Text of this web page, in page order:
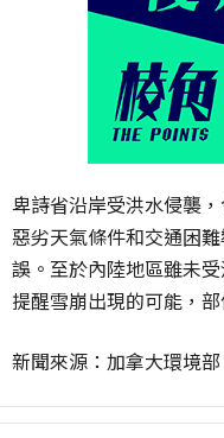
卑詩省沿岸受洪水侵襲
惡劣天氣條件和交通困
誤。至於內陸地區雖未
提醒雪崩出現的可能，
新聞來源：加拿大環境部